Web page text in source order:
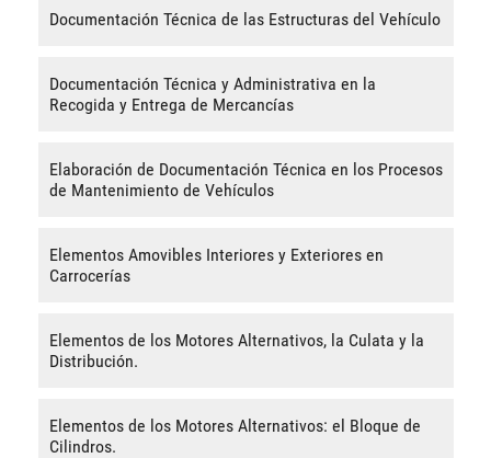
Documentación Técnica de las Estructuras del Vehículo
Documentación Técnica y Administrativa en la
Recogida y Entrega de Mercancías
Elaboración de Documentación Técnica en los Procesos
de Mantenimiento de Vehículos
Elementos Amovibles Interiores y Exteriores en
Carrocerías
Elementos de los Motores Alternativos, la Culata y la
Distribución.
Elementos de los Motores Alternativos: el Bloque de
Cilindros.